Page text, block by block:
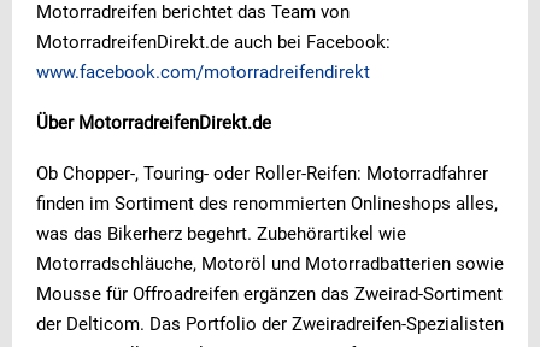
Motorradreifen berichtet das Team von
MotorradreifenDirekt.de auch bei Facebook:
www.facebook.com/motorradreifendirekt
Über MotorradreifenDirekt.de
Ob Chopper-, Touring- oder Roller-Reifen: Motorradfahrer
finden im Sortiment des renommierten Onlineshops alles,
was das Bikerherz begehrt. Zubehörartikel wie
Motorradschläuche, Motoröl und Motorradbatterien sowie
Mousse für Offroadreifen ergänzen das Zweirad-Sortiment
der Delticom. Das Portfolio der Zweiradreifen-Spezialisten